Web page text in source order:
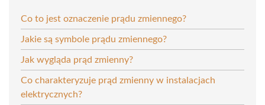
Co to jest oznaczenie prądu zmiennego?
Jakie są symbole prądu zmiennego?
Jak wygląda prąd zmienny?
Co charakteryzuje prąd zmienny w instalacjach
elektrycznych?